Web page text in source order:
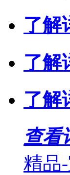
了解
了解
了解
查看
精品